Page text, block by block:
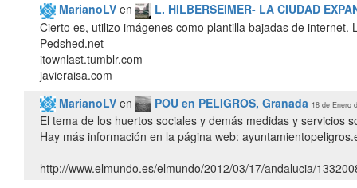
MarianoLV en
L. HILBERSEIMER- LA CIUDAD
Cierto es, utilizo imágenes como plantilla bajadas de internet.
Pedshed.net
itownlast.tumblr.com
MarianoLV en POU en PELIGROS, Granada 18 de Enero
El tema de los huertos sociales y demás medidas y servicios
Hay más información en la página web:
http://www.elmundo.es/elmundo/2012/03/17/andalucia/